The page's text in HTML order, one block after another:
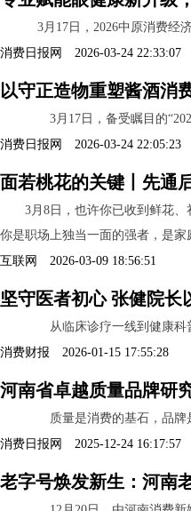
3月17日，2026中原消费经
消费日报网 2026-03-24 22:33:07
以守正造物重塑酱酒消
3月17日，备受瞩目的
消费日报网 2026-03-24 22:05:23
面若桃花的关键丨先通
3月8日，也许你已收到鲜花
你是职场上独当一面的强者，是
互联网 2026-03-09 18:56:51
坚守医者初心 张健院长
从临床诊疗一线到健康科普
消费财报 2026-01-15 17:55:28
河南省卓越质量品牌研
质量是消费的基石，品牌
消费日报网 2025-12-24 16:17:57
老字号焕发新生：河南